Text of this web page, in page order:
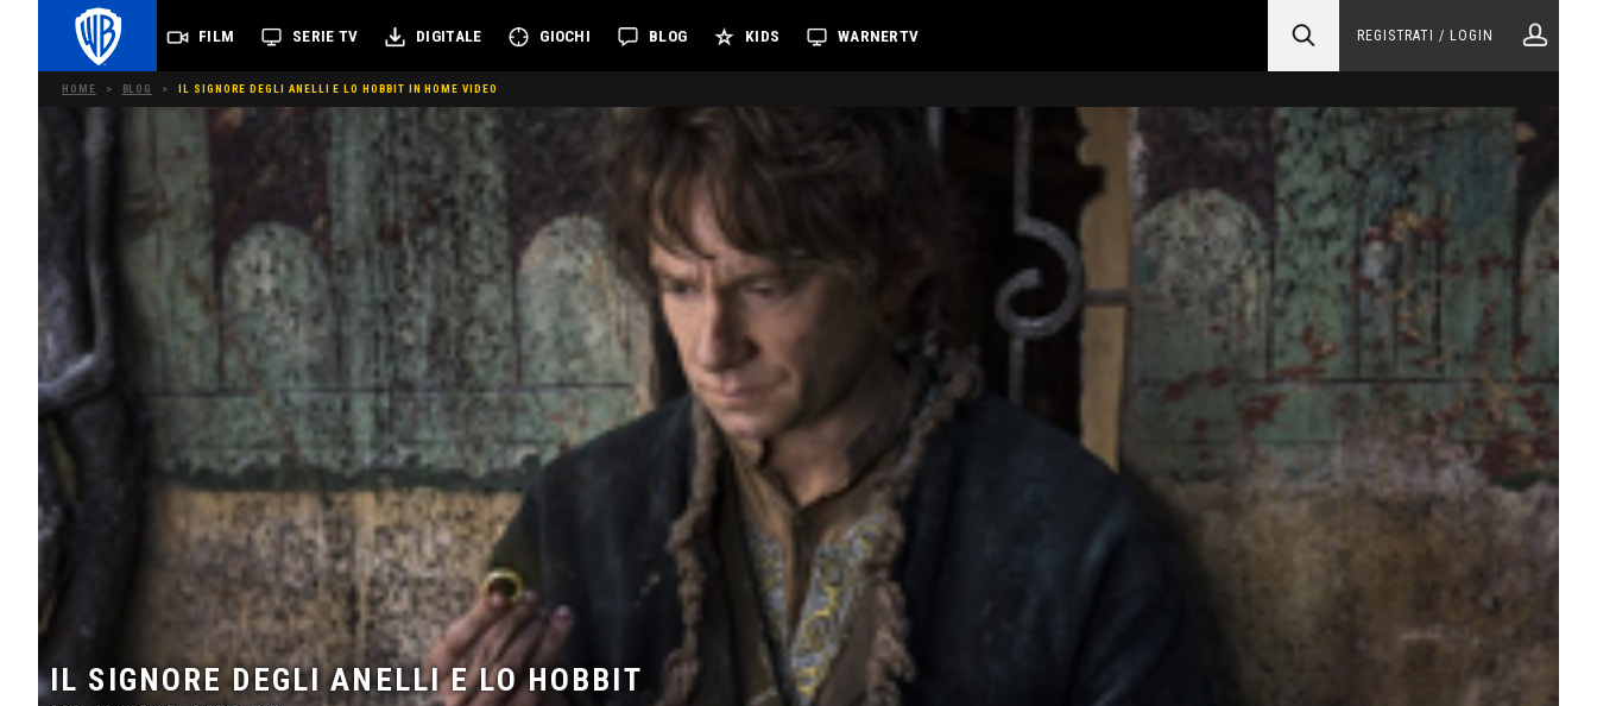
FILM SERIE TV DIGITALE GIOCHI BLOG KIDS WARNERTV REGISTRATI / LOGIN
HOME > BLOG > IL SIGNORE DEGLI ANELLI E LO HOBBIT IN HOME VIDEO
IL SIGNORE DEGLI ANELLI E LO HOBBIT